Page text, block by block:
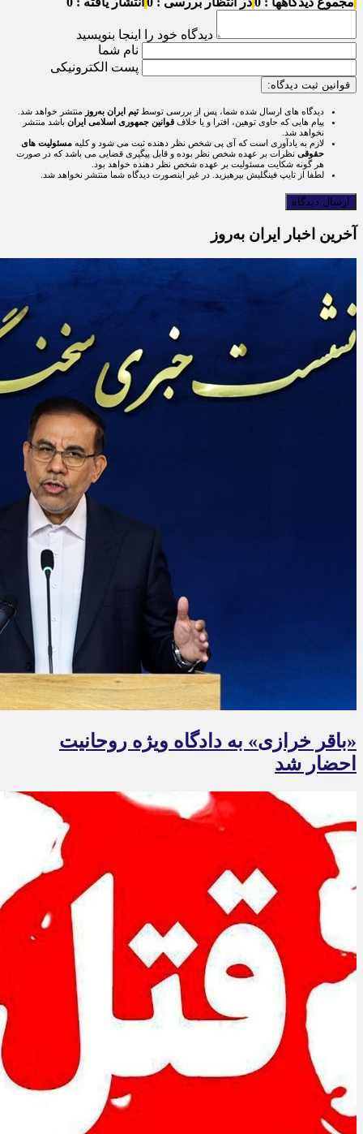
دیدگاه خود را اینجا بنویسید
نام شما
پست الکترونیکی
قوانین ثبت دیدگاه:
دیدگاه های ارسال شده شما، پس از بررسی توسطتیم ایران به‌روز منتشر خواهد شد.
پیام هایی که حاوی توهین، افترا و یا خلاف قوانین جمهوری اسلامی ایران باشد منتشر
نخواهد شد.
لازم به یادآوری است که آی پی شخص نظر دهنده ثبت می شود و کلیه مسئولیت های
حقوقی نظرات بر عهده شخص نظر بوده و قابل پیگیری قضایی می باشد که در صورت
هر گونه شکایت مسئولیت بر عهده شخص نظر دهنده خواهد بود.
لطفا از تایپ فینگلیش بپرهیزید. در غیر اینصورت دیدگاه شما منتشر نخواهد شد.
آخرین اخبار ایران به‌روز
«باقر خرازی» به دادگاه ویژه روحانیت
احضار شد